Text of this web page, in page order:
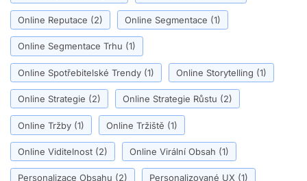
Online Reputace (2) Online Segmentace (1)
Online Segmentace Trhu (1)
Online Spotřebitelské Trendy (1) Online Storytelling (1)
Online Strategie (2) Online Strategie Růstu (2)
Online Tržby (1) Online Tržiště (1)
Online Viditelnost (2) Online Virální Obsah (1)
Personalizace Obsahu (2) Personalizované UX (1)